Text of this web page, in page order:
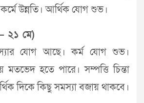
উন্নতি। আর্থিক যোগ শুভ।
২১ মে)
যোগ আছে। কর্ম যোগ শুভ।
মতভেদ হতে পারে। সম্পত্তি চিন্তা
দিকে কিছু সমস্যা বজায় থাকবে।